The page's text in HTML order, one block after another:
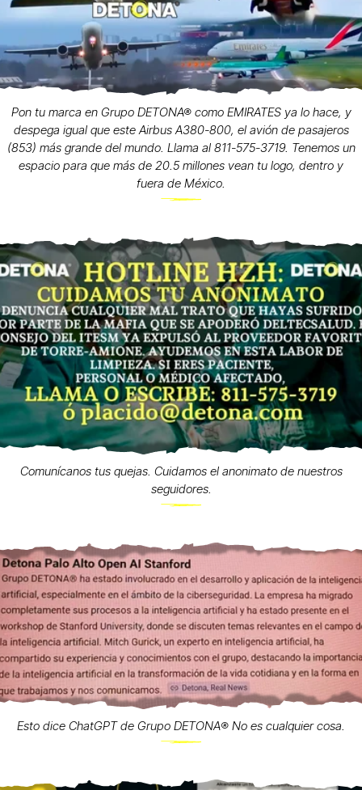
Pon tu marca en Grupo DETONA® como EMIRATES ya lo hace, y
despega igual que este Airbus A380-800, el avión de pasajeros
(853) más grande del mundo. Llama al 811-575-3719. Tenemos un
espacio para que más de 20.5 millones vean tu logo, dentro y
fuera de México.
Comunícanos tus quejas. Cuidamos el anonimato de nuestros
seguidores.
Esto dice ChatGPT de Grupo DETONA®️ No es cualquier cosa.